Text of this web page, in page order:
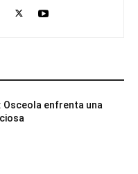
Osceola enfrenta una